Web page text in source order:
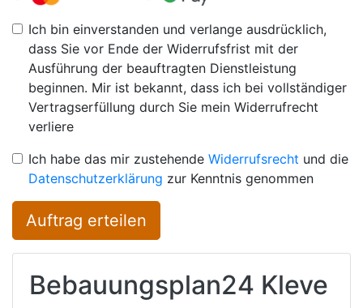
Ich bin einverstanden und verlange ausdrücklich,
dass Sie vor Ende der Widerrufsfrist mit der
Ausführung der beauftragten Dienstleistung
beginnen. Mir ist bekannt, dass ich bei vollständiger
Vertragserfüllung durch Sie mein Widerrufrecht
verliere
Ich habe das mir zustehende Widerrufsrecht und die
Datenschutzerklärung zur Kenntnis genommen
Auftrag erteilen
Bebauungsplan24 Kleve